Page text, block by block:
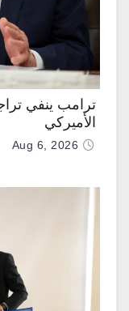
ترامب ينفي
الأميركي
Aug 6, 2026